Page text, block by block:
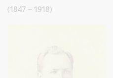
(1847 – 1918)